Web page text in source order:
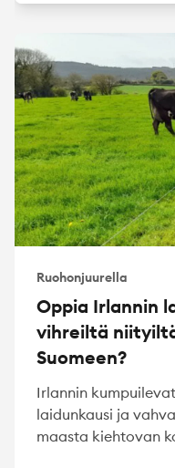
Ruohonjuurella
Oppia Irlannin
vihreiltä
Suomeen?
Irlannin
laidunkausi ja
maasta kiehtovan